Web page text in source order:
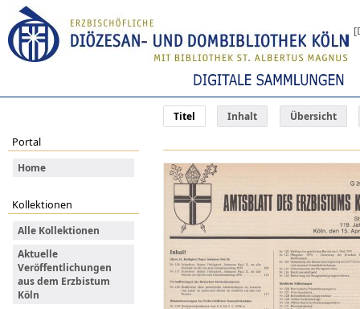
Titel Inhalt Übersicht
Portal
Home
Kollektionen
Alle Kollektionen
Aktuelle
Veröffentlichungen
aus dem Erzbistum
Köln